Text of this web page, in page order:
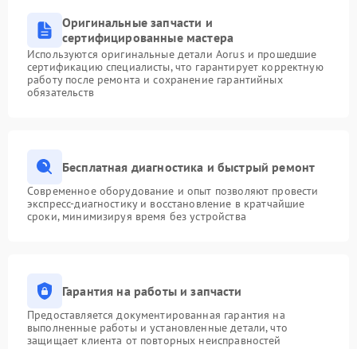
Оригинальные запчасти и
сертифицированные мастера
Используются оригинальные детали Aorus и прошедшие
сертификацию специалисты, что гарантирует корректную
работу после ремонта и сохранение гарантийных
обязательств
Бесплатная диагностика и быстрый ремонт
Современное оборудование и опыт позволяют провести
экспресс-диагностику и восстановление в кратчайшие
сроки, минимизируя время без устройства
Гарантия на работы и запчасти
Предоставляется документированная гарантия на
выполненные работы и установленные детали, что
защищает клиента от повторных неисправностей